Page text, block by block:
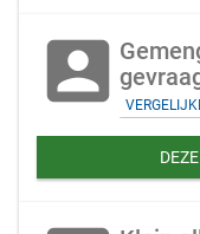
account_box